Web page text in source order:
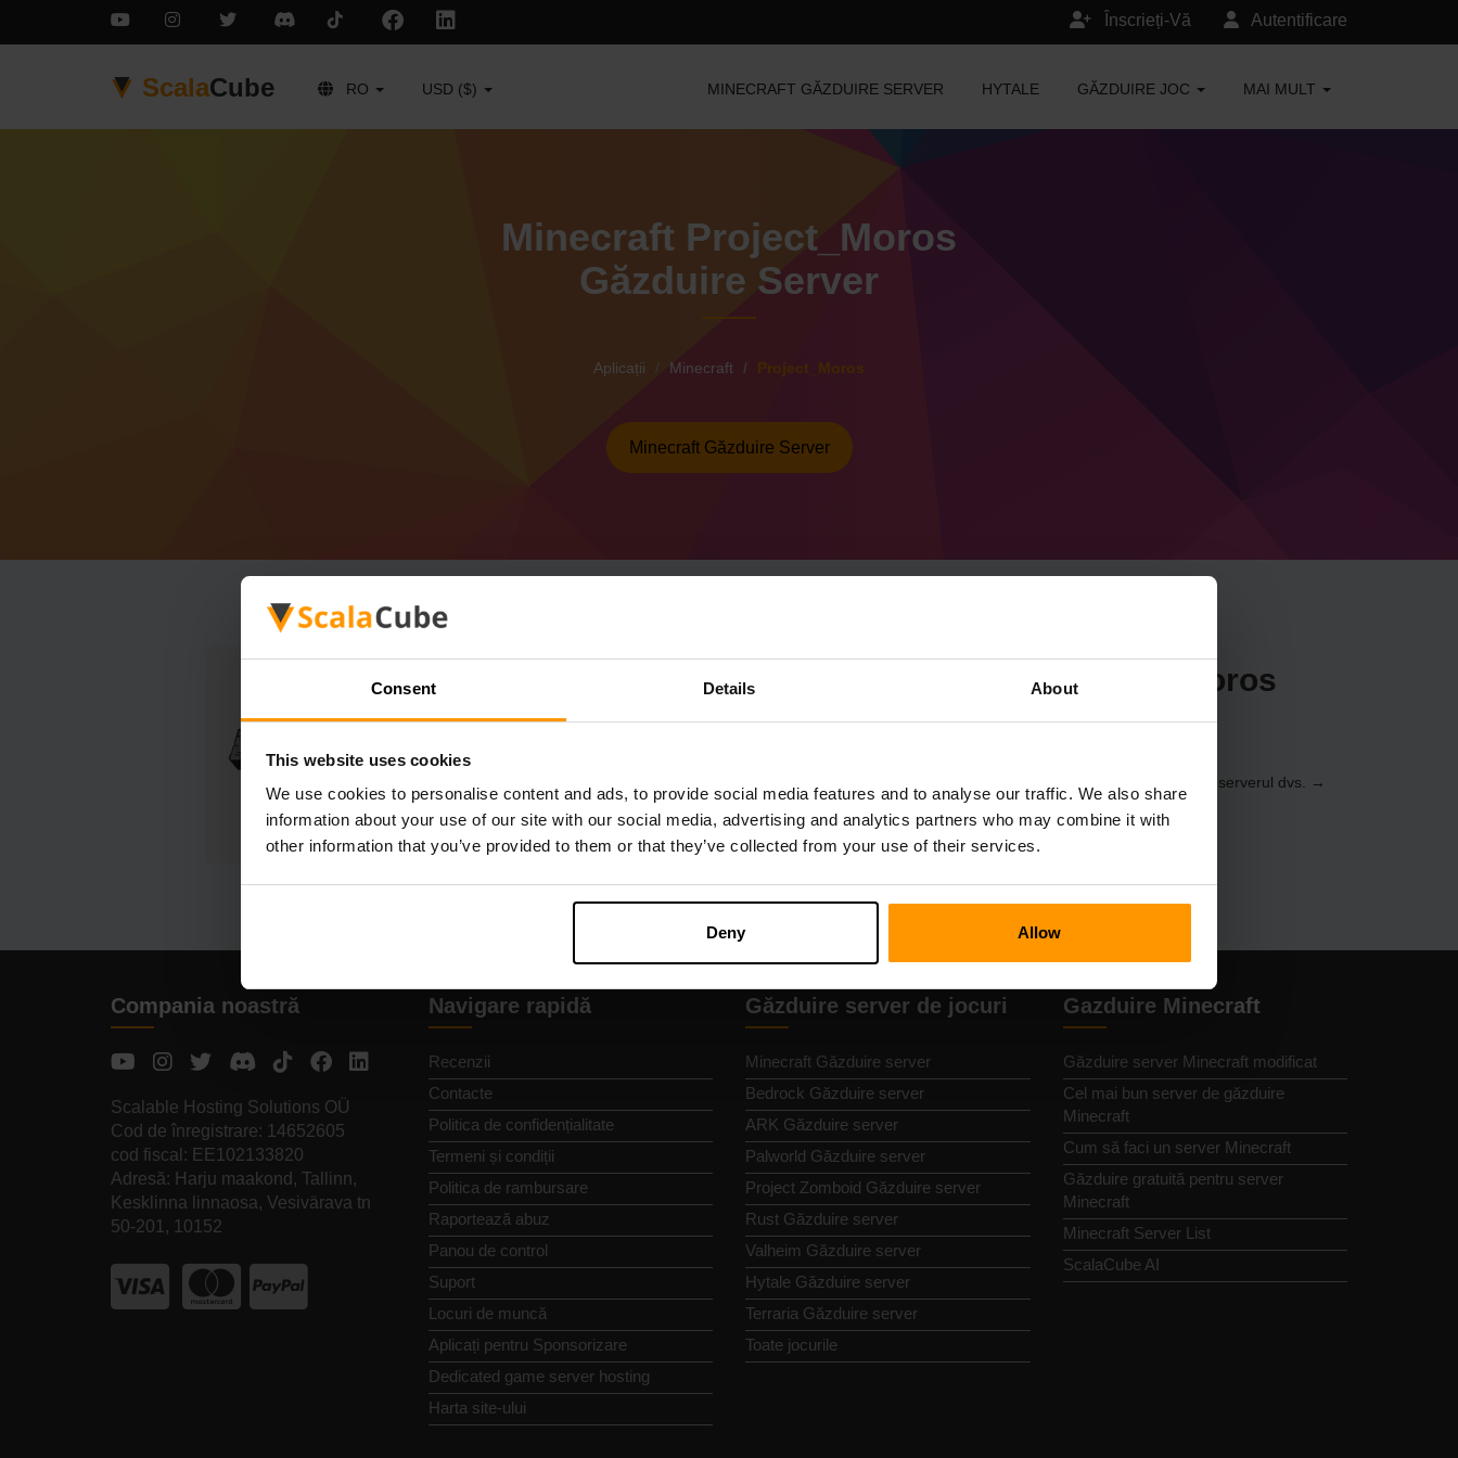
Consent Details About
This website uses cookies
We use cookies to personalise content and ads, to provide social media features and to analyse our traffic. We also share
information about your use of our site with our social media, advertising and analytics partners who may combine it with
other information that you’ve provided to them or that they’ve collected from your use of their services.
Deny Allow
Autentificare
Înscrieți-Vă
ScalaCube RO USD ($) MINECRAFT GĂZDUIRE SERVER HYTALE GĂZDUIRE JOC MAI MULT
Minecraft Project_Moros
Găzduire Server
Aplicații Minecraft Project_Moros
Minecraft Găzduire Server
Cum se creează Minecraft Project_Moros
server
(Servere → Selectați serverul dvs. →
Servere de joc→ Adăugați server de joc → Project_Moros)
Bucurați-vă de joc pe server!
Compania noastră
Scalable Hosting Solutions OÜ
Cod de înregistrare: 14652605
cod fiscal: EE102133820
Adresă: Harju maakond, Tallinn,
Kesklinna linnaosa, Vesivärava tn
50-201, 10152
Navigare rapidă
Recenzii
Contacte
Politica de confidențialitate
Termeni și condiții
Politica de rambursare
Raportează abuz
Panou de control
Suport
Locuri de muncă
Aplicați pentru Sponsorizare
Dedicated game server hosting
Harta site-ului
Găzduire server de jocuri
Minecraft Găzduire server
Bedrock Găzduire server
ARK Găzduire server
Palworld Găzduire server
Project Zomboid Găzduire server
Rust Găzduire server
Valheim Găzduire server
Hytale Găzduire server
Terraria Găzduire server
Toate jocurile
Gazduire Minecraft
Găzduire server Minecraft modificat
Cel mai bun server de găzduire
Minecraft
Cum să faci un server Minecraft
Găzduire gratuită pentru server
Minecraft
Minecraft Server List
ScalaCube AI